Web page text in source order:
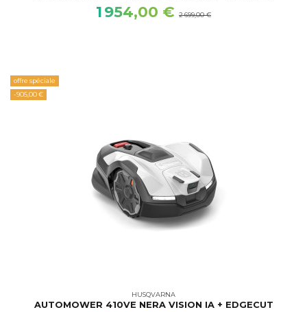
1 954,00 € 2 699,00 €
offre spéciale
-905,00 €
HUSQVARNA
AUTOMOWER 410VE NERA VISION IA + EDGECUT